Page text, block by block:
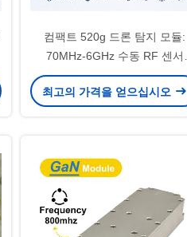
컴팩트 520g 드론 탐지 모듈:
70MHz-6GHz 수동 RF 센서
-105dBm 감수성 UAV 식별 및
안 시스템
최고의 가격을 얻으십시오